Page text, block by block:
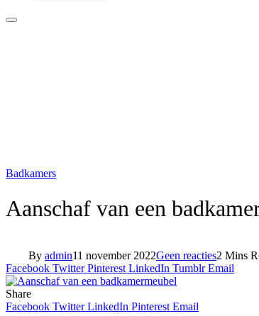
Badkamers
Aanschaf van een
By admin11 november 2022Geen reacties2 Mins
Facebook Twitter Pinterest LinkedIn Tumblr Email
Share
Facebook Twitter LinkedIn Pinterest Email